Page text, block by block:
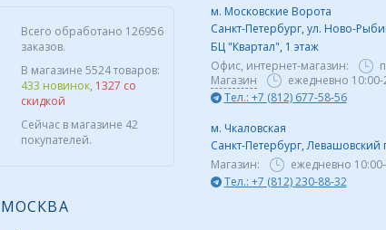
Всего обработано 126956
заказов.
В магазине 5524 товаров:
433 новинок, 1327 со
скидкой
Сейчас в магазине 42
покупателей.
м. Московские Ворота
Санкт-Петербург, ул. Ново-
БЦ "Квартал", 1 этаж
Офис, интернет-магазин:
Магазин
ежедневно 10:00-
Тел.: +7 (812) 677-58-56
м. Чкаловская
Санкт-Петербург,
Магазин:
ежедневно
Тел.: +7 (812) 230-88-32
МОСКВА